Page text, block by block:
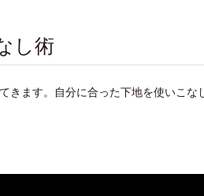
し術
きます。自分に合った下地を使いこな